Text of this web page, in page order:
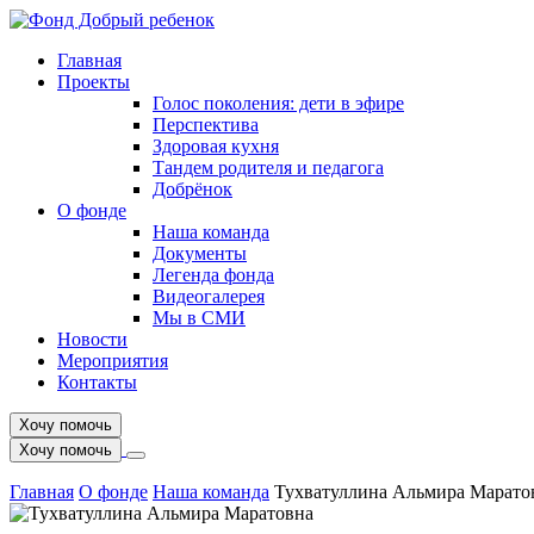
Главная
Проекты
Голос поколения: дети в эфире
Перспектива
Здоровая кухня
Тандем родителя и педагога
Добрёнок
О фонде
Наша команда
Документы
Легенда фонда
Видеогалерея
Мы в СМИ
Новости
Мероприятия
Контакты
Хочу помочь
Хочу помочь
Главная О фонде Наша команда Тухватуллина Альмира